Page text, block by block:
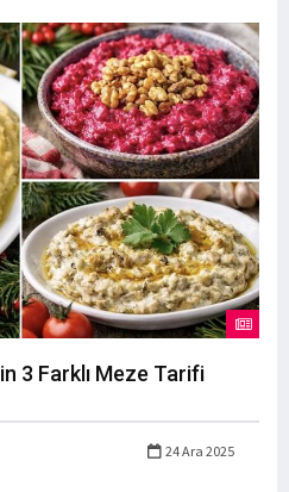
3 Farklı Meze Tarifi
24 Ara 2025